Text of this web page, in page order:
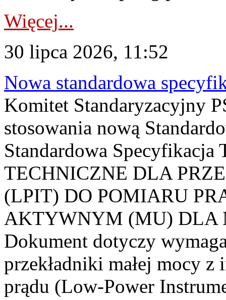
Więcej...
30 lipca 2026, 11:52
Nowa standardowa
Komitet Standaryzacyjny
stosowania nową
Standardowa
TECHNICZNE DLA
(LPIT) DO POMIARU
AKTYWNYM (MU) DLA
Dokument dotyczy
przekładniki małej mocy
prądu (Low-Power